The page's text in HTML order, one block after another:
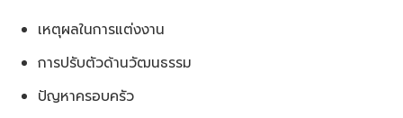
เหตุผลในการแต่งงาน
การปรับตัวด้านวัฒนธรรม
ปัญหาครอบครัว